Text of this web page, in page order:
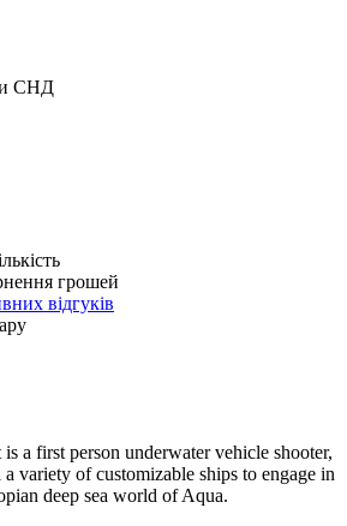
СНД
грошей
відгуків
a first person underwater vehicle shooter,
variety of customizable ships to engage in
deep sea world of Aqua.